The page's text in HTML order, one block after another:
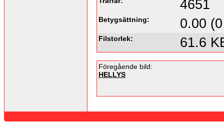
4651
Betygsättning: 0.00
Filstorlek: 61.6
Föregående bild:
HELLYS